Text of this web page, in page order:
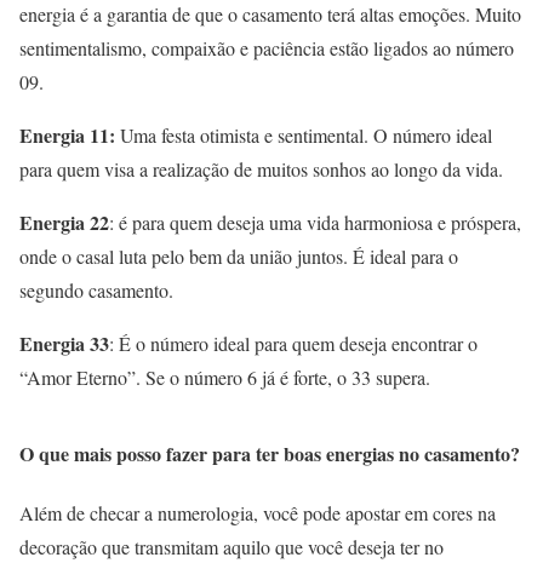
energia é a garantia de que o casamento terá altas emoções. Muito
sentimentalismo, compaixão e paciência estão ligados ao número
09.
Energia 11: Uma festa otimista e sentimental. O número ideal
para quem visa a realização de muitos sonhos ao longo da vida.
Energia 22: é para quem deseja uma vida harmoniosa e próspera,
onde o casal luta pelo bem da união juntos. É ideal para o
segundo casamento.
Energia 33: É o número ideal para quem deseja encontrar o
“Amor Eterno”. Se o número 6 já é forte, o 33 supera.
O que mais posso fazer para ter boas energias no casamento?
Além de checar a numerologia, você pode apostar em cores na
decoração que transmitam aquilo que você deseja ter no